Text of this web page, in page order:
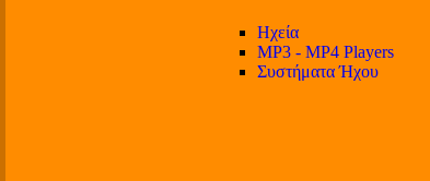
Ηχεία
MP3 - MP4 Players
Συστήματα Ήχου